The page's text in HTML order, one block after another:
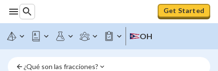
Get Started
OH
¿Qué son las fracciones?